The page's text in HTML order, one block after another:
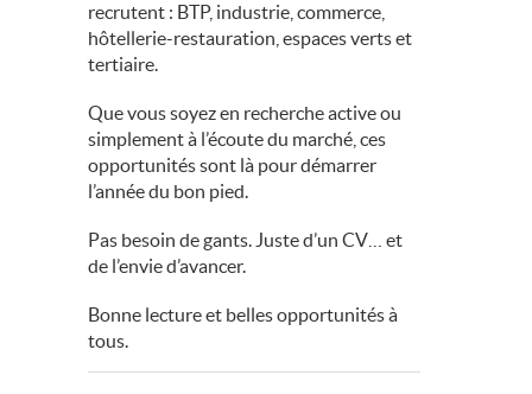
recrutent : BTP, industrie, commerce,
hôtellerie-restauration, espaces verts et
tertiaire.
Que vous soyez en recherche active ou
simplement à l’écoute du marché, ces
opportunités sont là pour démarrer
l’année du bon pied.
Pas besoin de gants. Juste d’un CV… et
de l’envie d’avancer.
Bonne lecture et belles opportunités à
tous.